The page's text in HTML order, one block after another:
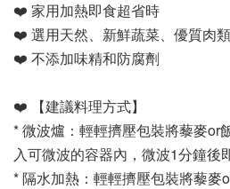
❤️ 家用加熱即食超省時
❤️ 選用天然、新鮮蔬菜、優質肉類
❤️ 不添加味精和防腐劑
❤️ 【建議料理方式】
* 微波爐：輕輕擠壓包裝將藜麥or
入可微波的容器內，微波1分鐘後
* 隔水加熱：輕輕擠壓包裝將藜麥